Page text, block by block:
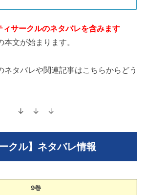
サークルのネタバレを含みます
文が始まります。
ネタバレや関連記事はこちらからどう
↓ ↓ ↓
クル】ネタバレ情報
9巻